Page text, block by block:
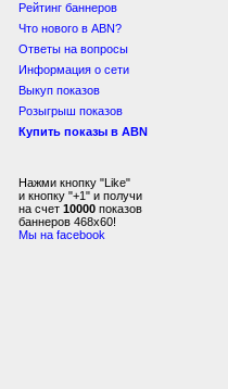
Рейтинг баннеров
Что нового в ABN?
Ответы на вопросы
Информация о сети
Выкуп показов
Розыгрыш показов
Купить показы в ABN
Нажми кнопку "Like"
и кнопку "+1" и получи
на счет 10000 показов
баннеров 468x60!
Мы на facebook